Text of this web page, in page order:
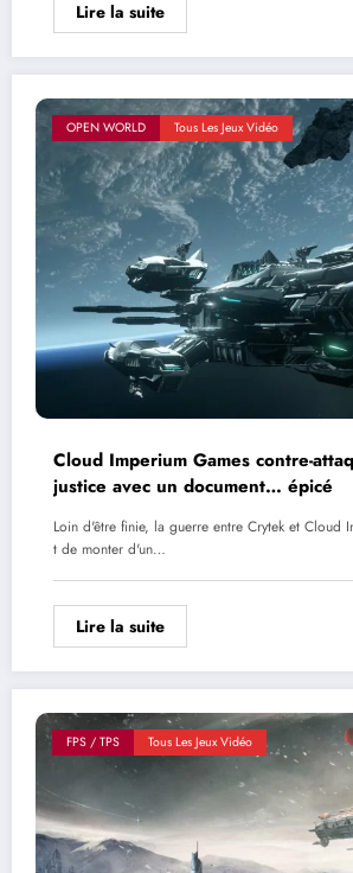
Lire la suite
OPEN WORLD Tous Les Jeux Vidéo
Cloud Imperium Games contre-
justice avec un document… épicé
Loin d'être finie, la guerre entre Crytek et Cloud
t de monter d'un…
Lire la suite
FPS / TPS Tous Les Jeux Vidéo